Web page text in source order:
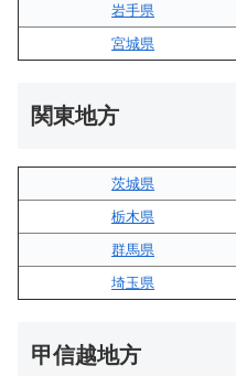
岩手県
宮城県
関東地方
茨城県
栃木県
群馬県
埼玉県
甲信越地方